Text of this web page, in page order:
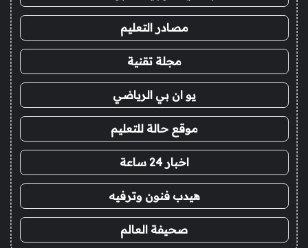
مصادر التعليم
مجلة تقنية
يو ان بي الرياضي
موقع حالة للتعليم
اخبار 24 ساعة
هيدب فنون وترفيه
صحيفة العالم